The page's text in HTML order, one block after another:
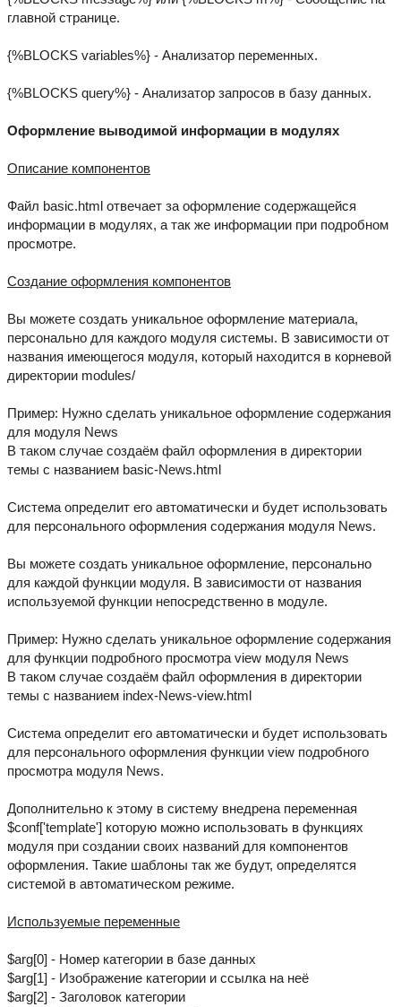
главной странице.
{%BLOCKS variables%} - Анализатор переменных.
{%BLOCKS query%} - Анализатор запросов в базу данных.
Оформление выводимой информации в модулях
Описание компонентов
Файл basic.html отвечает за оформление содержащейся
информации в модулях, а так же информации при подробном
просмотре.
Создание оформления компонентов
Вы можете создать уникальное оформление материала,
персонально для каждого модуля системы. В зависимости от
названия имеющегося модуля, который находится в корневой
директории modules/
Пример: Нужно сделать уникальное оформление содержания
для модуля News
В таком случае создаём файл оформления в директории
темы с названием basic-News.html
Система определит его автоматически и будет использовать
для персонального оформления содержания модуля News.
Вы можете создать уникальное оформление, персонально
для каждой функции модуля. В зависимости от названия
используемой функции непосредственно в модуле.
Пример: Нужно сделать уникальное оформление содержания
для функции подробного просмотра view модуля News
В таком случае создаём файл оформления в директории
темы с названием index-News-view.html
Система определит его автоматически и будет использовать
для персонального оформления функции view подробного
просмотра модуля News.
Дополнительно к этому в систему внедрена переменная
$conf['template'] которую можно использовать в функциях
модуля при создании своих названий для компонентов
оформления. Такие шаблоны так же будут, определятся
системой в автоматическом режиме.
Используемые переменные
$arg[0] - Номер категории в базе данных
$arg[1] - Изображение категории и ссылка на неё
$arg[2] - Заголовок категории